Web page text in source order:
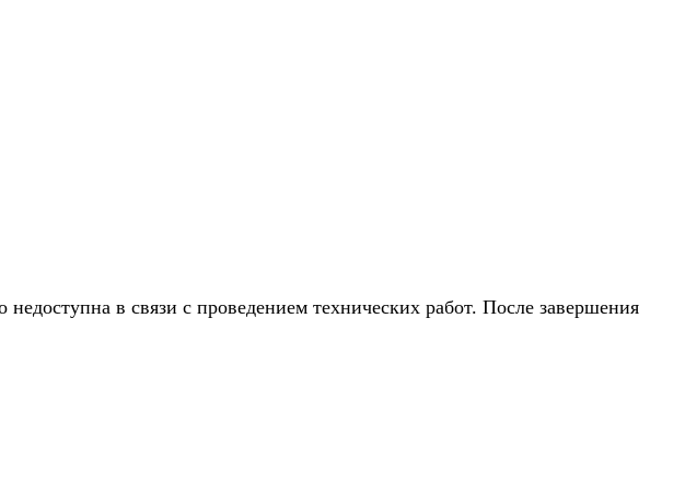
в связи с проведением технических работ. После завершения